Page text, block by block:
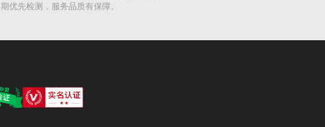
期优先检测，服务品质有保障。